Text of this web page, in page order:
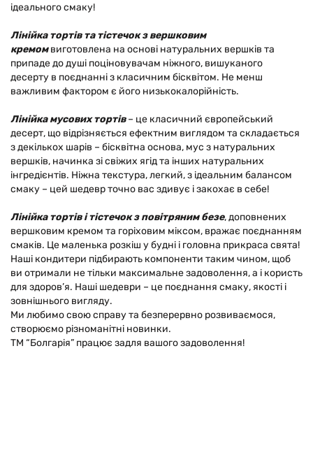
ідеального смаку!
Лінійка тортів та тістечок з вершковим
кремомвиготовлена на основі натуральних вершків та
припаде до душі поціновувачам ніжного, вишуканого
десерту в поєднанні з класичним бісквітом. Не менш
важливим фактором є його низькокалорійність.
Лінійка мусових тортів– це класичний європейський
десерт, що відрізняється ефектним виглядом та складається
з декількох шарів – бісквітна основа, мус з натуральних
вершків, начинка зі свіжих ягід та інших натуральних
інгредієнтів. Ніжна текстура, легкий, з ідеальним балансом
смаку – цей шедевр точно вас здивує і закохає в себе!
Лінійка тортів і тістечок з повітряним безе, доповнених
вершковим кремом та горіховим міксом, вражає поєднанням
смаків. Це маленька розкіш у будні і головна прикраса свята!
Наші кондитери підбирають компоненти таким чином, щоб
ви отримали не тільки максимальне задоволення, а і користь
для здоров’я. Наші шедеври – це поєднання смаку, якості і
зовнішнього вигляду.
Ми любимо свою справу та безперервно розвиваємося,
створюємо різноманітні новинки.
ТМ “Болгарія” працює задля вашого задоволення!